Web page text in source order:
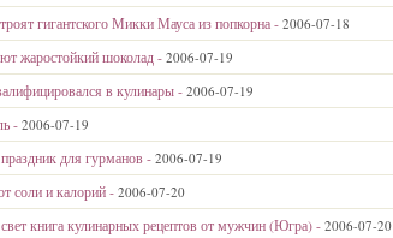
гигантского Микки Мауса из попкорна - 2006-07-18
жаростойкий шоколад - 2006-07-19
в кулинары -2006-07-19
- 2006-07-19
для гурманов - 2006-07-19
соли и калорий -2006-07-20
книга кулинарных рецептов от мужчин (Югра) - 2006-07-20